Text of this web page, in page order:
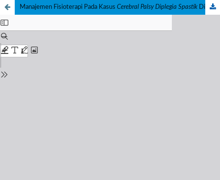
Manajemen Fisioterapi Pada Kasus Cerebral Palsy Diplegia SpastikDi Ypac Prof. Dr. Soeharso Surakarta: